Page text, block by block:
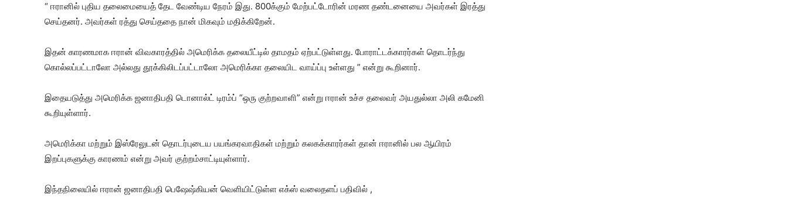
“ ஈரானில் புதிய தலைமையைத் தேட வேண்டிய நேரம் இது. 800க்கும் மேற்பட்டோரின் மரண தண்டனையை அவர்கள் இரத்து
செய்தனர். அவர்கள் ரத்து செய்ததை நான் மிகவும் மதிக்கிறேன்.
இதன் காரணமாக ஈரான் விவகாரத்தில் அமெரிக்க தலையீட்டில் தாமதம் ஏற்பட்டுள்ளது. போராட்டக்காரர்கள் தொடர்ந்து
கொல்லப்பட்டாலோ அல்லது தூக்கிலிடப்பட்டாலோ அமெரிக்கா தலையிட வாய்ப்பு உள்ளது ” என்று கூறினார்.
இதையடுத்து அமெரிக்க ஜனாதிபதி டொனால்ட் டிரம்ப் “ஒரு குற்றவாளி” என்று ஈரான் உச்ச தலைவர் அயதுல்லா அலி கமேனி
கூறியுள்ளார்.
அமெரிக்கா மற்றும் இஸ்ரேலுடன் தொடர்புடைய பயங்கரவாதிகள் மற்றும் கலகக்காரர்கள் தான் ஈரானில் பல ஆயிரம்
இறப்புகளுக்கு காரணம் என்று அவர் குற்றம்சாட்டியுள்ளார்.
இந்தநிலையில் ஈரான் ஜனாதிபதி பெஷேஷ்கியன் வெளியிட்டுள்ள எக்ஸ் வலைதளப் பதிவில் ,